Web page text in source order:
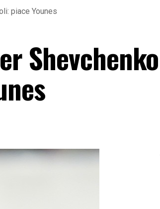
piace Younes
Shevchenko